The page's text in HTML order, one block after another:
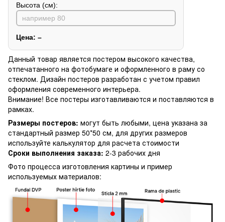
Высота (см):
Цена: –
Данный товар является постером высокого качества,
отпечатанного на фотобумаге и оформленного в раму со
стеклом. Дизайн постеров разработан с учетом правил
оформления современного интерьера.
Внимание! Все постеры изготавливаются и поставляются в
рамках.
Размеры постеров: могут быть любыми, цена указана за
стандартный размер 50*50 см, для других размеров
используйте калькулятор для расчета стоимости
Сроки выполнения заказа: 2-3 рабочих дня
Фото процесса изготовления картины и пример
используемых материалов: